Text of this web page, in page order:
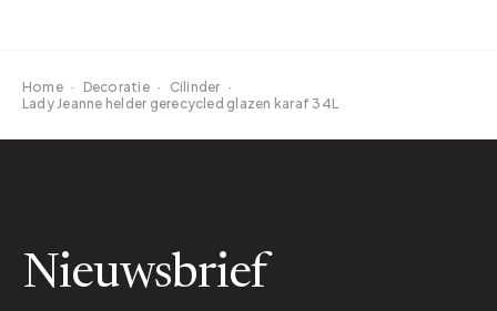
Home · Decoratie · Cilinder ·
Lady Jeanne helder gerecycled glazen karaf 34L
Nieuwsbrief